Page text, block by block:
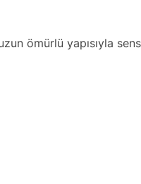
ömürlü yapısıyla